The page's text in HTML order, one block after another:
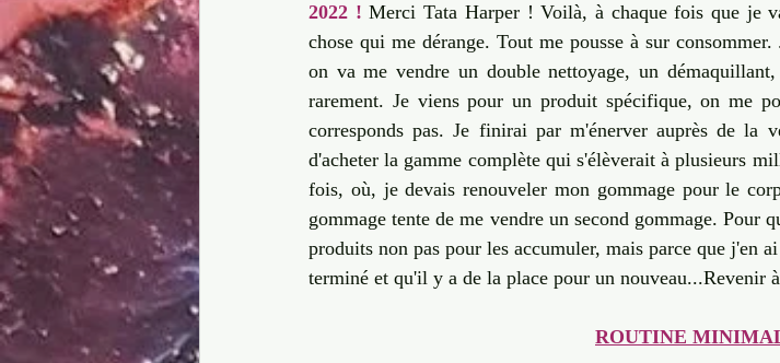
2022 ! Merci Tata Harper ! Voilà, à chaque fois que je
chose qui me dérange. Tout me pousse à sur
on va me vendre un double nettoyage, un
rarement. Je viens pour un produit spécifique, on me
corresponds pas. Je finirai par m'énerver auprès de la
d'acheter la gamme complète qui s'élèverait à plusieurs
fois, où, je devais renouveler mon gommage pour le
gommage tente de me vendre un second gommage. Pour
produits non pas pour les accumuler, mais parce que j'en
terminé et qu'il y a de la place pour un nouveau...Revenir
ROUTINE